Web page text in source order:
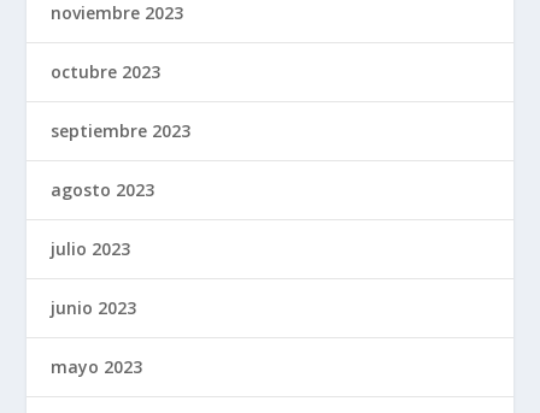
noviembre 2023
octubre 2023
septiembre 2023
agosto 2023
julio 2023
junio 2023
mayo 2023